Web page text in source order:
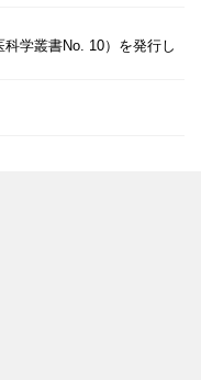
学叢書No. 10）を発行し